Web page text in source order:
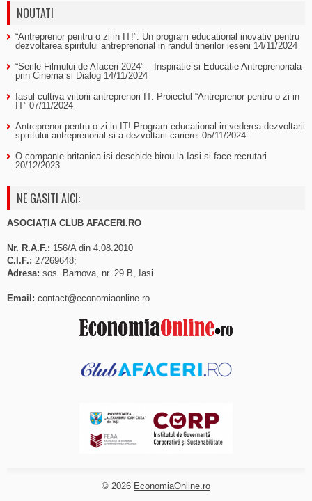
NOUTATI
“Antreprenor pentru o zi in IT!”: Un program educational inovativ pentru
dezvoltarea spiritului antreprenorial in randul tinerilor ieseni 14/11/2024
“Serile Filmului de Afaceri 2024” – Inspiratie si Educatie Antreprenoriala
prin Cinema si Dialog 14/11/2024
Iasul cultiva viitorii antreprenori IT: Proiectul “Antreprenor pentru o zi in
IT” 07/11/2024
Antreprenor pentru o zi in IT! Program educational in vederea dezvoltarii
spiritului antreprenorial si a dezvoltarii carierei 05/11/2024
O companie britanica isi deschide birou la Iasi si face recrutari
20/12/2023
NE GASITI AICI:
ASOCIAȚIA CLUB AFACERI.RO
Nr. R.A.F.: 156/A din 4.08.2010
C.I.F.: 27269648;
Adresa: sos. Barnova, nr. 29 B, Iasi.
Email: contact@economiaonline.ro
© 2026 EconomiaOnline.ro